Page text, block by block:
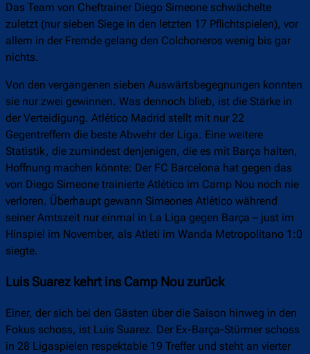
Das Team von Cheftrainer Diego Simeone schwächelte
zuletzt (nur sieben Siege in den letzten 17 Pflichtspielen), vor
allem in der Fremde gelang den Colchoneros wenig bis gar
nichts.
Von den vergangenen sieben Auswärtsbegegnungen konnten
sie nur zwei gewinnen. Was dennoch blieb, ist die Stärke in
der Verteidigung. Atlético Madrid stellt mit nur 22
Gegentreffern die beste Abwehr der Liga. Eine weitere
Statistik, die zumindest denjenigen, die es mit Barça halten,
Hoffnung machen könnte: Der FC Barcelona hat gegen das
von Diego Simeone trainierte Atlético im Camp Nou noch nie
verloren. Überhaupt gewann Simeones Atlético während
seiner Amtszeit nur einmal in La Liga gegen Barça – just im
Hinspiel im November, als Atleti im Wanda Metropolitano 1:0
siegte.
Luis Suarez kehrt ins Camp Nou zurück
Einer, der sich bei den Gästen über die Saison hinweg in den
Fokus schoss, ist Luis Suarez. Der Ex-Barça-Stürmer schoss
in 28 Ligaspielen respektable 19 Treffer und steht an vierter